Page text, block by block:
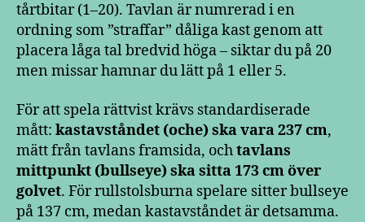
tårtbitar (1–20). Tavlan är numrerad i en
ordning som ”straffar” dåliga kast genom att
placera låga tal bredvid höga – siktar du på 20
men missar hamnar du lätt på 1 eller 5.
För att spela rättvist krävs standardiserade
mått: kastavståndet (oche) ska vara 237 cm,
mätt från tavlans framsida, ochtavlans
mittpunkt (bullseye) ska sitta 173 cm över
golvet. För rullstolsburna spelare sitter bullseye
på 137 cm, medan kastavståndet är detsamma.